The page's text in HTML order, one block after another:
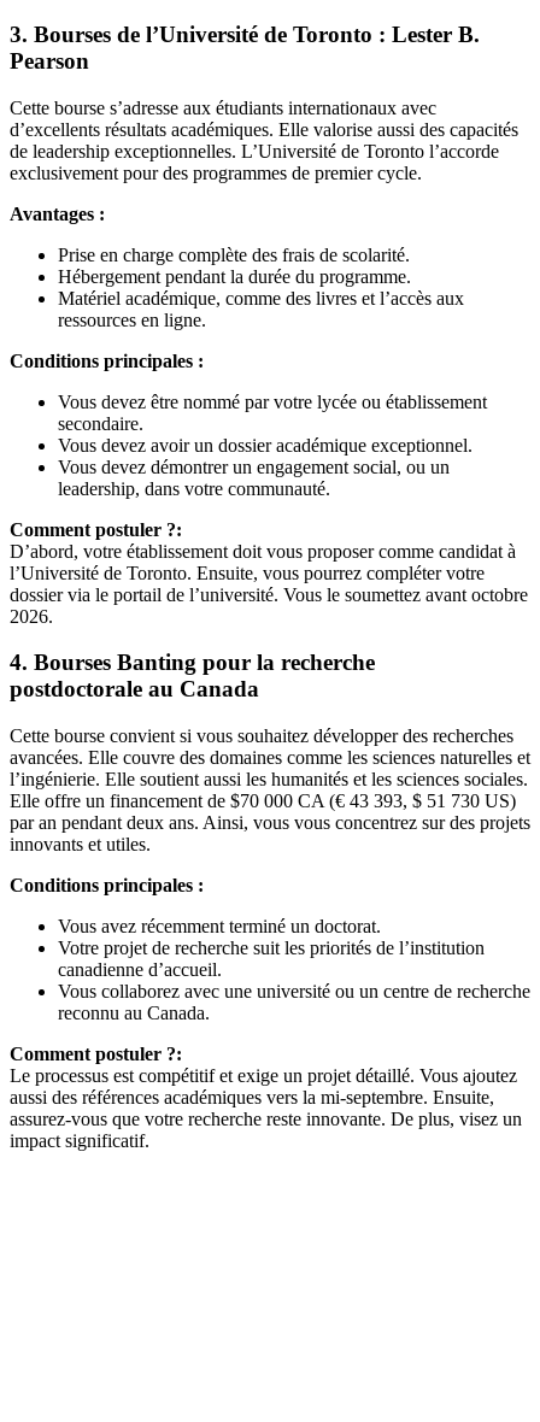
3. Bourses de l’Université de Toronto : Lester B.
Pearson
Cette bourse s’adresse aux étudiants internationaux avec
d’excellents résultats académiques. Elle valorise aussi des capacités
de leadership exceptionnelles. L’Université de Toronto l’accorde
exclusivement pour des programmes de premier cycle.
Avantages :
Prise en charge complète des frais de scolarité.
Hébergement pendant la durée du programme.
Matériel académique, comme des livres et l’accès aux
ressources en ligne.
Conditions principales :
Vous devez être nommé par votre lycée ou établissement
secondaire.
Vous devez avoir un dossier académique exceptionnel.
Vous devez démontrer un engagement social, ou un
leadership, dans votre communauté.
Comment postuler ?:
D’abord, votre établissement doit vous proposer comme candidat à
l’Université de Toronto. Ensuite, vous pourrez compléter votre
dossier via le portail de l’université. Vous le soumettez avant octobre
2026.
4. Bourses Banting pour la recherche
postdoctorale au Canada
Cette bourse convient si vous souhaitez développer des recherches
avancées. Elle couvre des domaines comme les sciences naturelles et
l’ingénierie. Elle soutient aussi les humanités et les sciences sociales.
Elle offre un financement de $70 000 CA (€ 43 393, $ 51 730 US)
par an pendant deux ans. Ainsi, vous vous concentrez sur des projets
innovants et utiles.
Conditions principales :
Vous avez récemment terminé un doctorat.
Votre projet de recherche suit les priorités de l’institution
canadienne d’accueil.
Vous collaborez avec une université ou un centre de recherche
reconnu au Canada.
Comment postuler ?:
Le processus est compétitif et exige un projet détaillé. Vous ajoutez
aussi des références académiques vers la mi-septembre. Ensuite,
assurez-vous que votre recherche reste innovante. De plus, visez un
impact significatif.